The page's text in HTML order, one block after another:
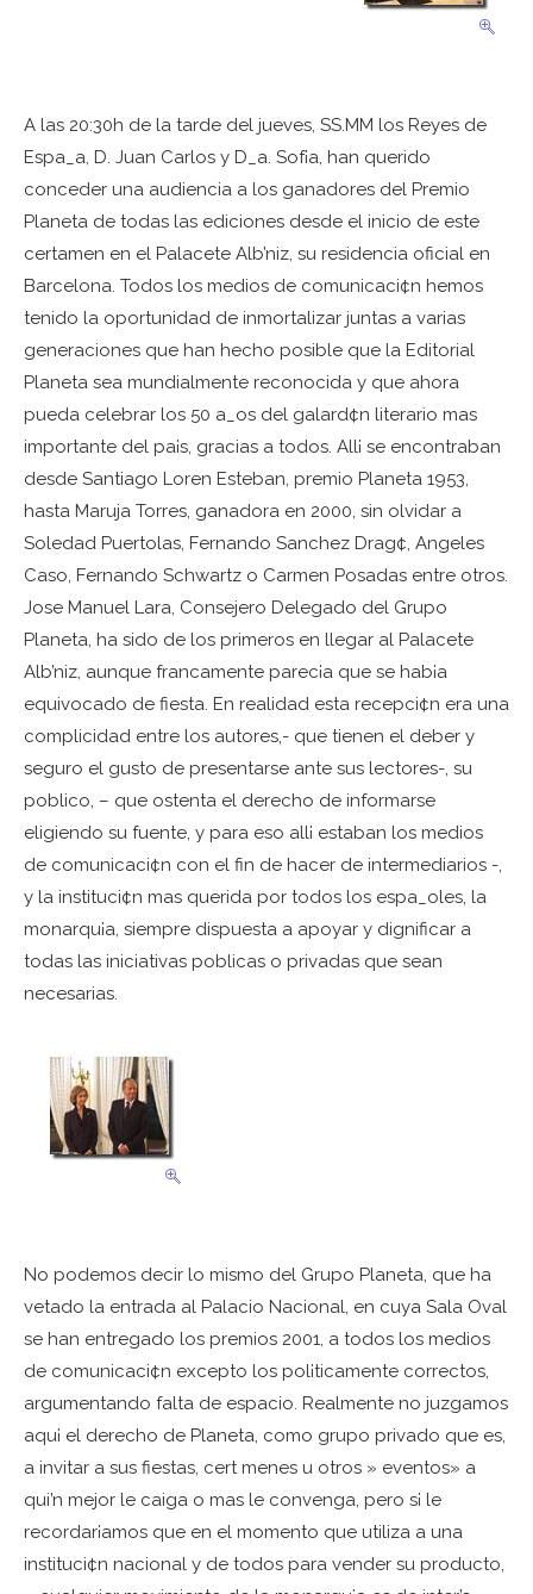
A las 20:30h de la tarde del jueves, SS.MM los Reyes de
Espa_a, D. Juan Carlos y D_a. Sof¡a, han querido
conceder una audiencia a los ganadores del Premio
Planeta de todas las ediciones desde el inicio de este
certamen en el Palacete Alb’niz, su residencia oficial en
Barcelona. Todos los medios de comunicaci¢n hemos
tenido la oportunidad de inmortalizar juntas a varias
generaciones que han hecho posible que la Editorial
Planeta sea mundialmente reconocida y que ahora
pueda celebrar los 50 a_os del galard¢n literario mas
importante del pa¡s, gracias a todos. All¡ se encontraban
desde Santiago Loren Esteban, premio Planeta 1953,
hasta Maruja Torres, ganadora en 2000, sin olvidar a
Soledad Puertolas, Fernando Sanchez Drag¢, Angeles
Caso, Fernando Schwartz o Carmen Posadas entre otros.
Jose Manuel Lara, Consejero Delegado del Grupo
Planeta, ha sido de los primeros en llegar al Palacete
Alb’niz, aunque francamente parec¡a que se hab¡a
equivocado de fiesta. En realidad esta recepci¢n era una
complicidad entre los autores,- que tienen el deber y
seguro el gusto de presentarse ante sus lectores-, su
poblico, – que ostenta el derecho de informarse
eligiendo su fuente, y para eso all¡ estaban los medios
de comunicaci¢n con el fin de hacer de intermediarios -,
y la instituci¢n mas querida por todos los espa_oles, la
monarqu¡a, siempre dispuesta a apoyar y dignificar a
todas las iniciativas poblicas o privadas que sean
necesarias.
No podemos decir lo mismo del Grupo Planeta, que ha
vetado la entrada al Palacio Nacional, en cuya Sala Oval
se han entregado los premios 2001, a todos los medios
de comunicaci¢n excepto los pol¡ticamente correctos,
argumentando falta de espacio. Realmente no juzgamos
aqu¡ el derecho de Planeta, como grupo privado que es,
a invitar a sus fiestas, cert menes u otros » eventos» a
qui’n mejor le caiga o mas le convenga, pero s¡ le
recordar¡amos que en el momento que utiliza a una
instituci¢n nacional y de todos para vender su producto,